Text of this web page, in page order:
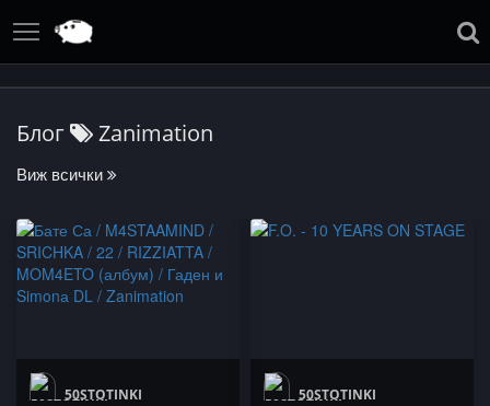
Блог Zanimation
Виж всички
50STOTINKI 50STOTINKI